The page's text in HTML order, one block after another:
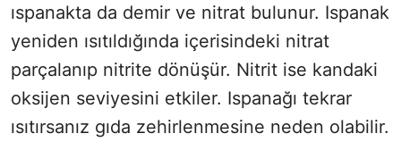
ıspanakta da demir ve nitrat bulunur. Ispanak
yeniden ısıtıldığında içerisindeki nitrat
parçalanıp nitrite dönüşür. Nitrit ise kandaki
oksijen seviyesini etkiler. Ispanağı tekrar
ısıtırsanız gıda zehirlenmesine neden olabilir.